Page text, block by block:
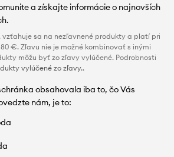
a získajte informácie o najnovších
sa na nezľavnené produkty a platí pri
€. Zľavu nie je možné kombinovať s inými
môžu byť zo zľavy vylúčené. Podrobnosti
vylúčené zo zľavy..
obsahovala iba to, čo Vás
nám, je to: